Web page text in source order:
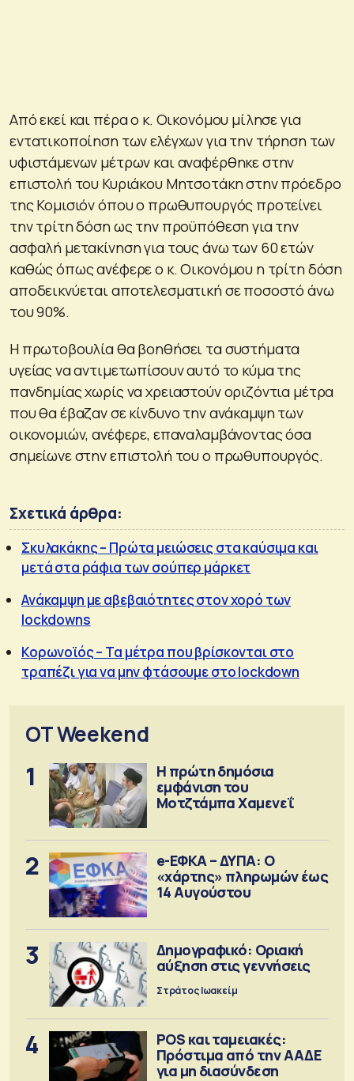
Από εκεί και πέρα ο κ. Οικονόμου μίλησε για
εντατικοποίηση των ελέγχων για την τήρηση των
υφιστάμενων μέτρων και αναφέρθηκε στην
επιστολή του Κυριάκου Μητσοτάκη στην πρόεδρο
της Κομισιόν όπου ο πρωθυπουργός προτείνει
την τρίτη δόση ως την προϋπόθεση για την
ασφαλή μετακίνηση για τους άνω των 60 ετών
καθώς όπως ανέφερε ο κ. Οικονόμου η τρίτη δόση
αποδεικνύεται αποτελεσματική σε ποσοστό άνω
του 90%.
Η πρωτοβουλία θα βοηθήσει τα συστήματα
υγείας να αντιμετωπίσουν αυτό το κύμα της
πανδημίας χωρίς να χρειαστούν οριζόντια μέτρα
που θα έβαζαν σε κίνδυνο την ανάκαμψη των
οικονομιών, ανέφερε, επαναλαμβάνοντας όσα
σημείωνε στην επιστολή του ο πρωθυπουργός.
Σχετικά άρθρα:
Σκυλακάκης – Πρώτα μειώσεις στα καύσιμα και
μετά στα ράφια των σούπερ μάρκετ
Ανάκαμψη με αβεβαιότητες στον χορό των
lockdowns
Κορωνοϊός – Τα μέτρα που βρίσκονται στο
τραπέζι για να μην φτάσουμε στο lockdown
OT Weekend
1
Η πρώτη δημόσια
εμφάνιση του
Μοτζτάμπα Χαμενεΐ
2
e-ΕΦΚΑ – ΔΥΠΑ: Ο
«χάρτης» πληρωμών έως
14 Αυγούστου
3
Δημογραφικό: Οριακή
αύξηση στις γεννήσεις
Στράτος Ιωακείμ
4
POS και ταμειακές:
Πρόστιμα από την ΑΑΔΕ
για μη διασύνδεση